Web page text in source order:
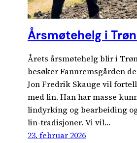
Årsmøtehelg i
Årets årsmøtehelg blir i
besøker Fannremsgården
Jon Fredrik Skauge vil
med lin. Han har masse
lindyrking og bearbeiding
lin-tradisjoner. Vi vil…
23. februar 2026